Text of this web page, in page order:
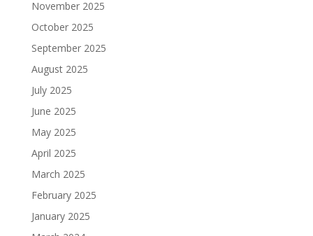
November 2025
October 2025
September 2025
August 2025
July 2025
June 2025
May 2025
April 2025
March 2025
February 2025
January 2025